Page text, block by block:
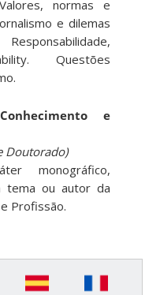
normas e
e dilemas
Questões
e
Doutorado)
monográfico,
tema ou autor da
Profissão.